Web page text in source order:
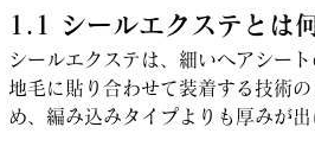
1.1 シールエクステとは
シールエクステは、細いヘアシー
地毛に貼り合わせて装着する技術
め、編み込みタイプよりも厚みが